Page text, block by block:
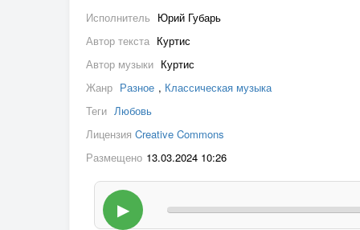
Исполнитель Юрий Губарь
Автор текста Куртис
Автор музыки Куртис
Жанр Разное , Классическая музыка
Теги Любовь
Лицензия Creative Commons
Размещено 13.03.2024 10:26
▶